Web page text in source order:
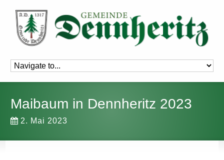
Maibaum in Dennheritz 2023
2. Mai 2023